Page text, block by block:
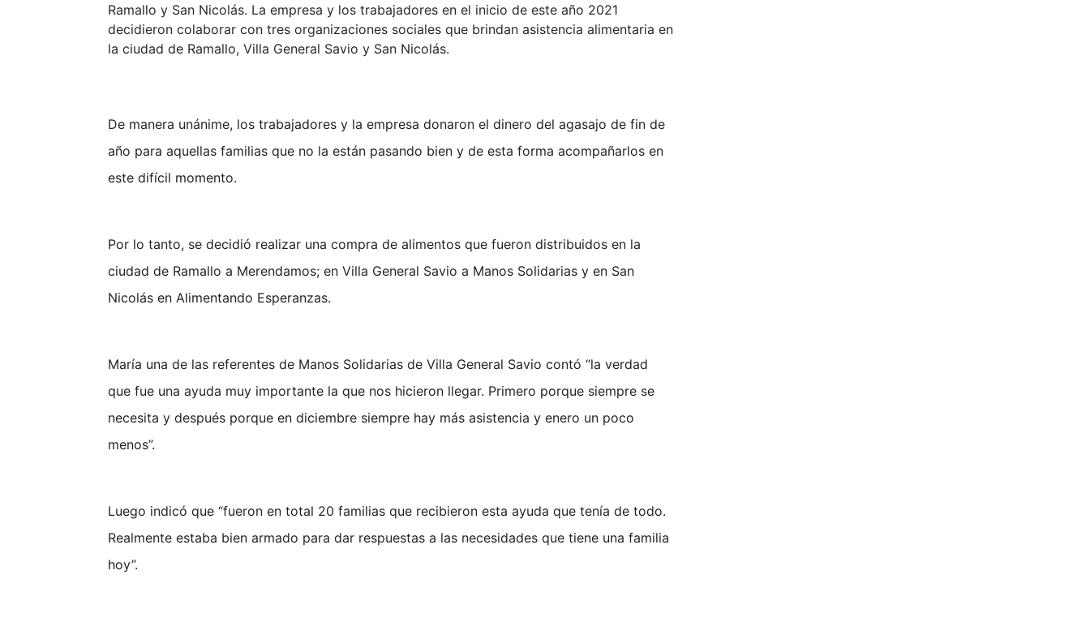
Ramallo y San Nicolás. La empresa y los trabajadores en el inicio de este año 2021
decidieron colaborar con tres organizaciones sociales que brindan asistencia alimentaria en
la ciudad de Ramallo, Villa General Savio y San Nicolás.
De manera unánime, los trabajadores y la empresa donaron el dinero del agasajo de fin de
año para aquellas familias que no la están pasando bien y de esta forma acompañarlos en
este difícil momento.
Por lo tanto, se decidió realizar una compra de alimentos que fueron distribuidos en la
ciudad de Ramallo a Merendamos; en Villa General Savio a Manos Solidarias y en San
Nicolás en Alimentando Esperanzas.
María una de las referentes de Manos Solidarias de Villa General Savio contó “la verdad
que fue una ayuda muy importante la que nos hicieron llegar. Primero porque siempre se
necesita y después porque en diciembre siempre hay más asistencia y enero un poco
menos”.
Luego indicó que “fueron en total 20 familias que recibieron esta ayuda que tenía de todo.
Realmente estaba bien armado para dar respuestas a las necesidades que tiene una familia
hoy”.